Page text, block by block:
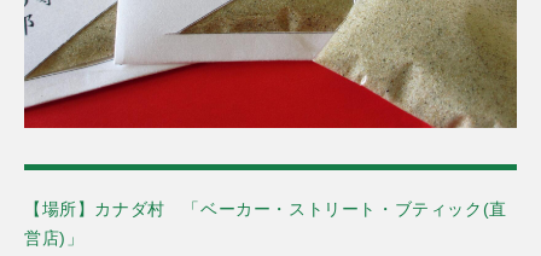
【場所】カナダ村 「ベーカー・ストリート・ブティック(直
営店)」